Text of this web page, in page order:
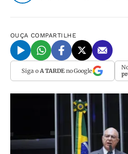
OUÇA COMPARTILHE
Siga o A TARDEno Google